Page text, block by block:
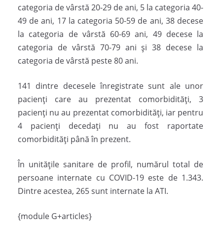
categoria de vârstă 20-29 de ani, 5 la categoria 40-
49 de ani, 17 la categoria 50-59 de ani, 38 decese
la categoria de vârstă 60-69 ani, 49 decese la
categoria de vârstă 70-79 ani și 38 decese la
categoria de vârstă peste 80 ani.
141 dintre decesele înregistrate sunt ale unor
pacienți care au prezentat comorbidități, 3
pacienți nu au prezentat comorbidități, iar pentru
4 pacienți decedați nu au fost raportate
comorbidități până în prezent.
În unitățile sanitare de profil, numărul total de
persoane internate cu COVID-19 este de 1.343.
Dintre acestea, 265 sunt internate la ATI.
{module G+articles}